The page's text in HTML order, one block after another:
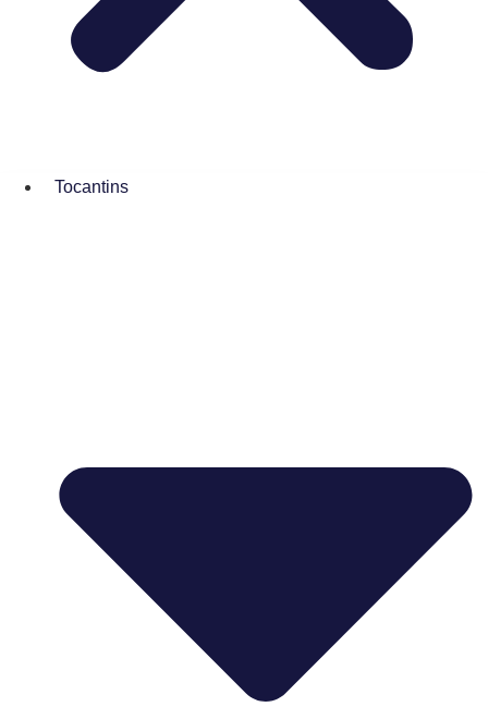
Tocantins